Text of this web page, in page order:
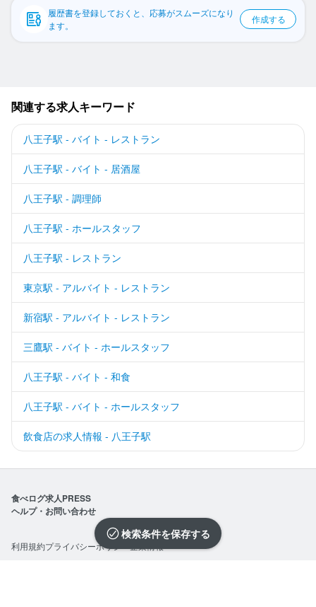
WEB履歴書
スカウト・メルマガ受信設定
掲載をご検討の店舗様へ
食べログ求人PRESS
利用規約
企業情報
履歴書を登録しておくと、応募がスムーズになり
ます。
作成する
検索条件を保存
関連する求人キーワード
八王子駅 - バイト - レストラン
八王子駅 - バイト - 居酒屋
八王子駅 - 調理師
八王子駅 - ホールスタッフ
八王子駅 - レストラン
東京駅 - アルバイト - レストラン
新宿駅 - アルバイト - レストラン
三鷹駅 - バイト - ホールスタッフ
八王子駅 - バイト - 和食
八王子駅 - バイト - ホールスタッフ
飲食店の求人情報 - 八王子駅
食べログ求人PRESS
ヘルプ・お問い合わせ
利用規約プライバシーポリシー